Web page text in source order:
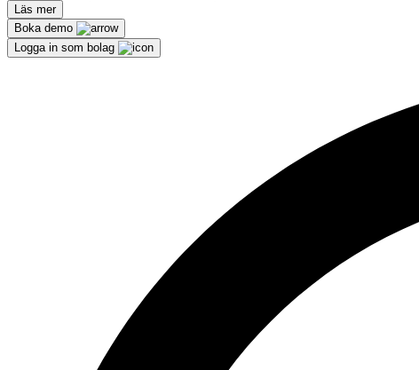
Läs mer
Boka demo
Logga in som bolag